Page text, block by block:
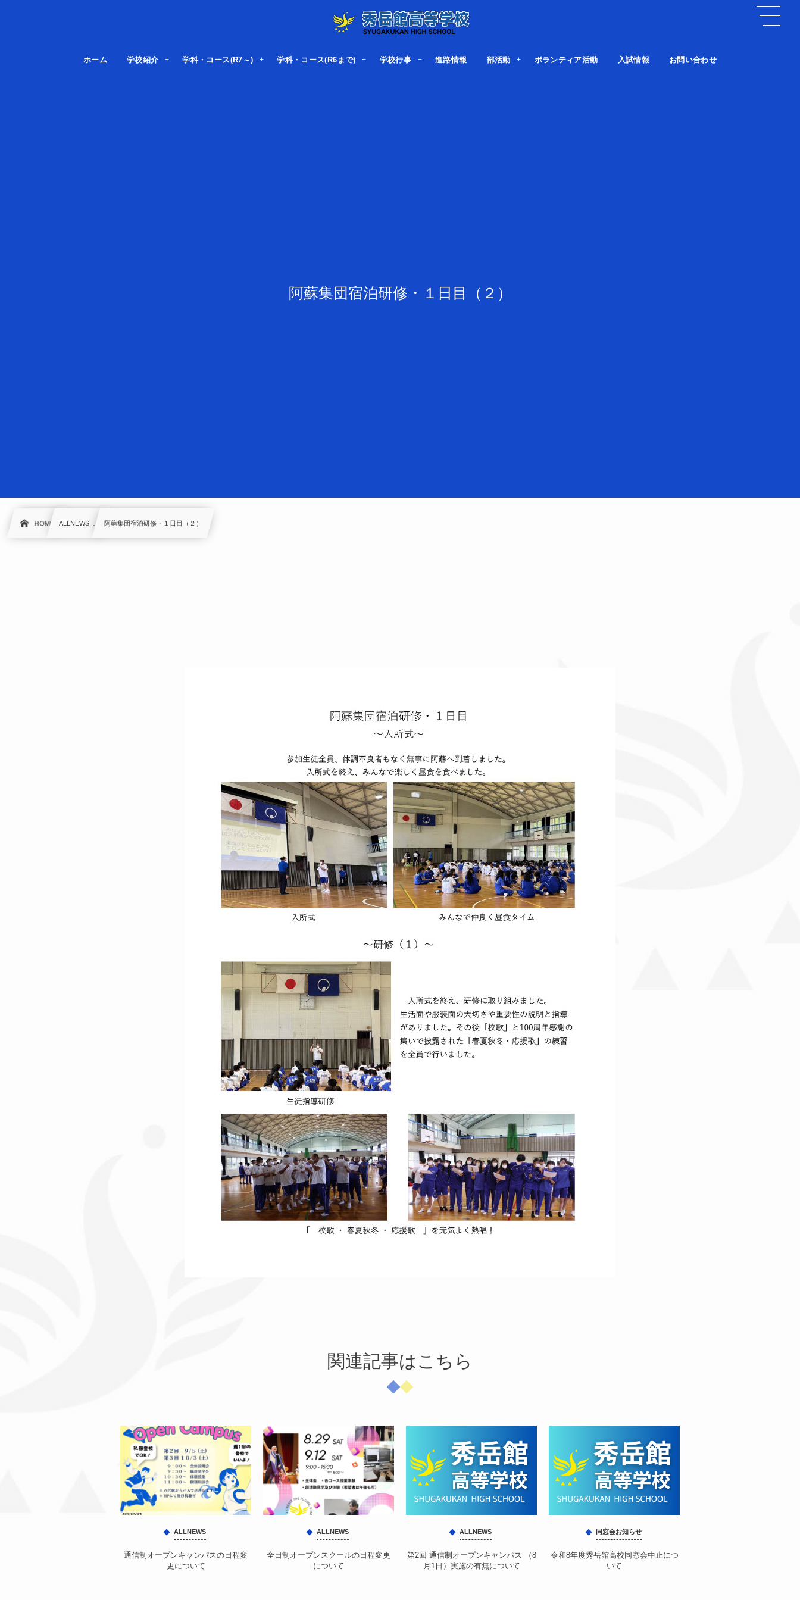
ホーム 学校紹介 学科・コース(R7～) 学科・コース(R6まで) 学校行事 進路情報 部活動 ボランティア活動 入試情報 お問い合わせ
阿蘇集団宿泊研修・１日目（２）
HOME ALLNEWS, … 阿蘇集団宿泊研修・１日目（２）
関連記事はこちら
ALLNEWS
通信制オープンキャンパスの日程変
更について
ALLNEWS
全日制オープンスクールの日程変更
について
ALLNEWS
第2回 通信制オープンキャンパス （8
月1日）実施の有無について
同窓会お知らせ
令和8年度秀岳館高校同窓会中止につ
いて